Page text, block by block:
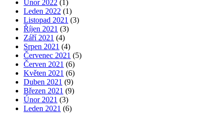
Únor 2022 (1)
Leden 2022 (1)
Listopad 2021 (3)
Říjen 2021 (3)
Září 2021 (4)
Srpen 2021 (4)
Červenec 2021 (5)
Červen 2021 (6)
Květen 2021 (6)
Duben 2021 (9)
Březen 2021 (9)
Únor 2021 (3)
Leden 2021 (6)